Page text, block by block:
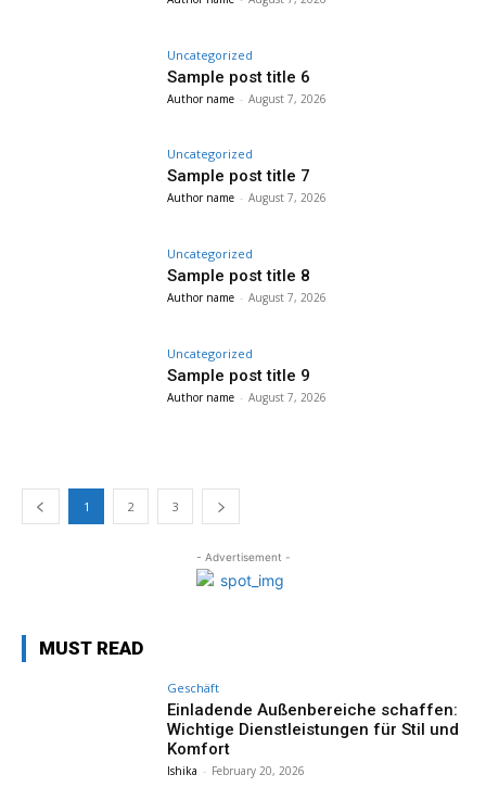
Uncategorized
Sample post title 6
Author name - August 7, 2026
Uncategorized
Sample post title 7
Author name - August 7, 2026
Uncategorized
Sample post title 8
Author name - August 7, 2026
Uncategorized
Sample post title 9
Author name - August 7, 2026
1 2 3
- Advertisement -
MUST READ
Geschäft
Einladende Außenbereiche schaffen:
Wichtige Dienstleistungen für Stil und
Komfort
Ishika - February 20, 2026